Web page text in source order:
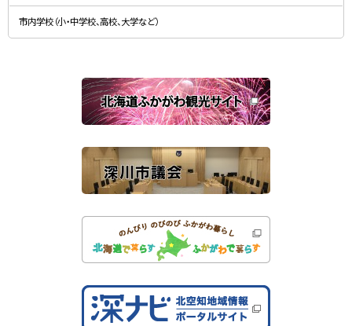
す
）
新
規
ウ
ン
開
き
ま
す
）
市内学校（小・中学校、高校、大学など）